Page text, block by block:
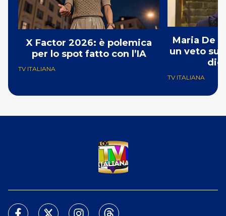
X Factor 2026: è polemica
per lo spot fatto con l’IA
TV ITALIANA
Maria De
un veto su
TV ITALIANA